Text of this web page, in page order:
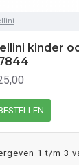
kinder
1 t/m 3